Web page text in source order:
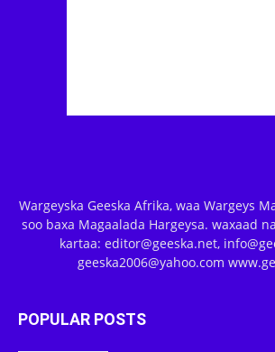
Wargeyska Geeska Afrika, waa Wargeys
soo baxa Magaalada Hargeysa. waxaad
kartaa: editor@geeska.net,
geeska2006@yahoo.com
POPULAR POSTS